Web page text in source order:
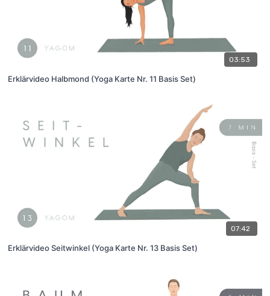
03:53
Erklärvideo Halbmond (Yoga Karte Nr. 11 Basis Set)
07:42
Erklärvideo Seitwinkel (Yoga Karte Nr. 13 Basis Set)